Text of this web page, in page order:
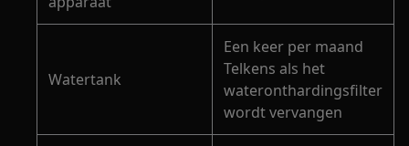
Watertank
Een keer per maand
Telkens als het
wateronthardingsfilter
wordt vervangen